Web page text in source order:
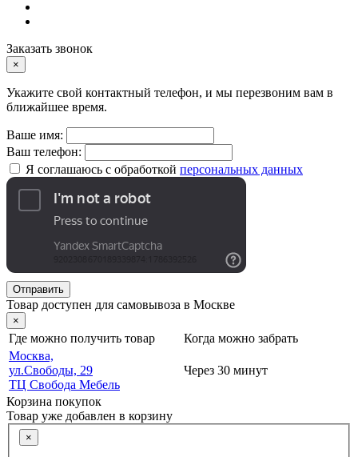
Заказать звонок
×
Укажите свой контактный телефон, и мы перезвоним вам в
ближайшее время.
Ваше имя:
Ваш телефон:
Я соглашаюсь с обработкой персональных данных
Отправить
Товар доступен для самовывоза в Москве
×
Где можно получить товар
Когда можно забрать
Москва,
ул.Свободы, 29
ТЦ Свобода Мебель
Через 30 минут
Корзина покупок
Товар уже добавлен в корзину
×